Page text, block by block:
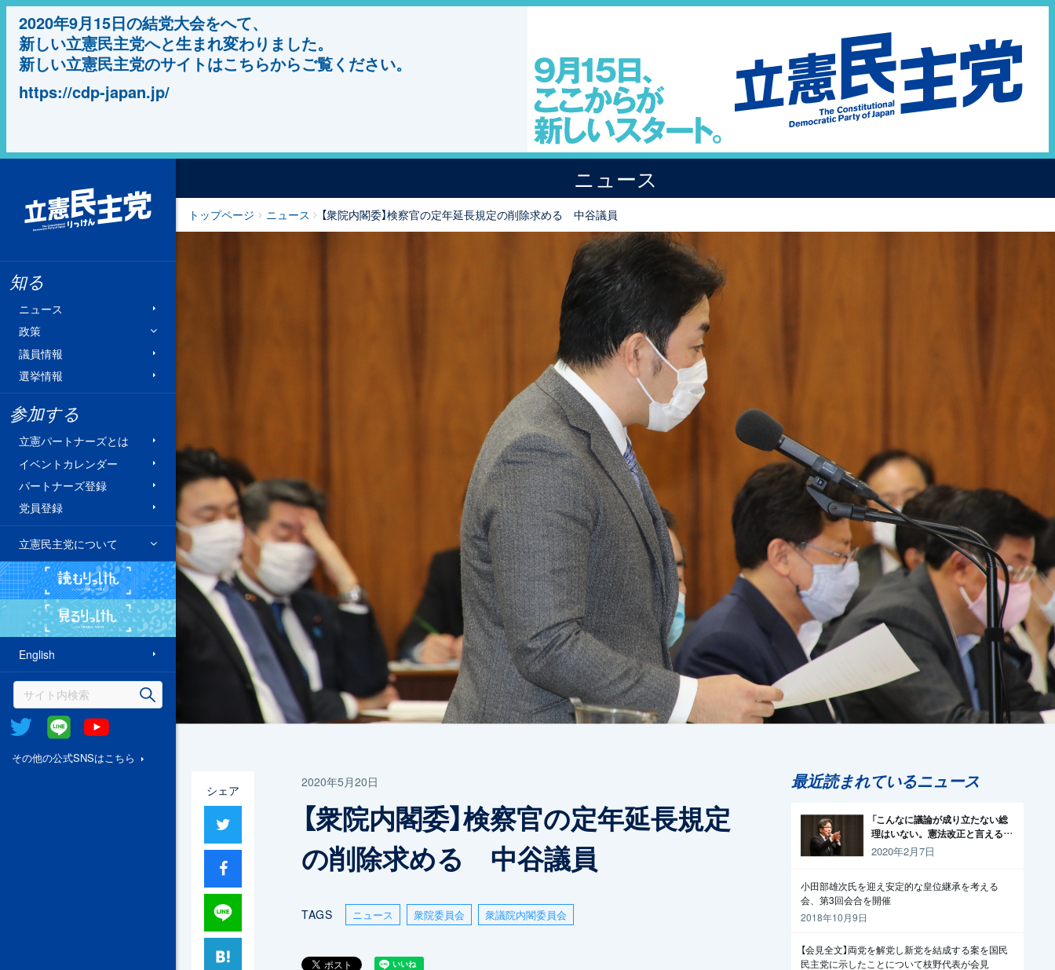
2020年9月15日の結党大会をへて、
新しい立憲民主党へと生まれ変わりました。
新しい立憲民主党のサイトはこちらからご覧ください。
https://cdp-japan.jp/
知る
ニュース
政策
議員情報
選挙情報
参加する
立憲パートナーズとは
イベントカレンダー
パートナーズ登録
党員登録
立憲民主党について
読むりっけん
見るりっけん
English
Twitter @Line
その他の公式SNSはこちら
ニュース
トップページ ニュース 【衆院内閣委】検察官の定年延長規定の削除求める 中谷議員
シェア
2020年5月20日
【衆院内閣委】検察官の定年延長規定
の削除求める 中谷議員
TAGS ニュース 衆院委員会 衆議院内閣委員会
最近読まれているニュース
「こんなに議論が成り立たない総
理はいない。憲法改正と言える資
格がどこにある。市民と野党の力
で引きずり下ろそう」杉尾議員
2020年2月7日
小田部雄次氏を迎え安定的な皇位継承を考える
会、第3回会合を開催
2018年10月9日
【会見全文】両党を解党し新党を結成する案を国民
民主党に示したことについて枝野代表が会見